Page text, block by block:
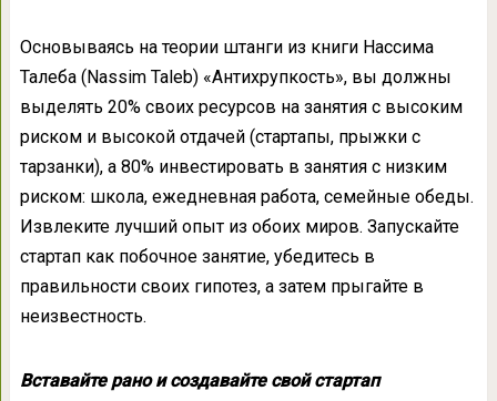
Основываясь на теории штанги из книги Нассима
Талеба (Nassim Taleb) «Антихрупкость», вы должны
выделять 20% своих ресурсов на занятия с высоким
риском и высокой отдачей (стартапы, прыжки с
тарзанки), а 80% инвестировать в занятия с низким
риском: школа, ежедневная работа, семейные обеды.
Извлеките лучший опыт из обоих миров. Запускайте
стартап как побочное занятие, убедитесь в
правильности своих гипотез, а затем прыгайте в
неизвестность.
Вставайте рано и создавайте свой стартап